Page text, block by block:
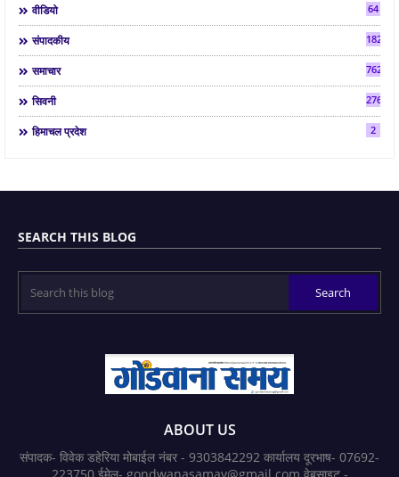
वीडियो 64
संपादकीय 182
समाचार 7624
सिवनी 2763
हिमाचल प्रदेश 2
SEARCH THIS BLOG
ABOUT US
संपादक- विवेक डहेरिया मोबाईल नंबर - 9303842292 कार्यालय दूरभाष- 07692-